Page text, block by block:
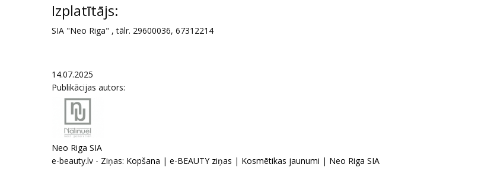
Izplatītājs:
SIA "Neo Riga" , tālr. 29600036, 67312214
14.07.2025
Publikācijas autors:
Neo Riga SIA
e-beauty.lv - Ziņas: Kopšana | e-BEAUTY ziņas | Kosmētikas jaunumi | Neo Riga SIA